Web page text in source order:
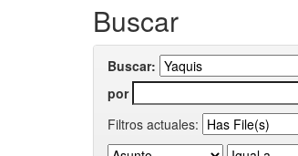
Buscar
Buscar:
por
Filtros actuales: